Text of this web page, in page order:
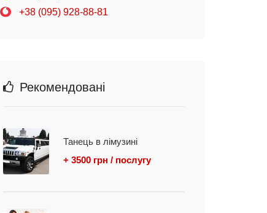
+38 (095) 928-88-81
Рекомендовані
Танець в лімузині
+ 3500 грн / послугу